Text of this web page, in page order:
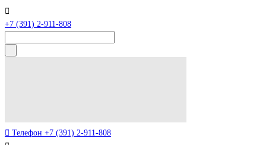
+7 (391) 2-911-808
Телефон +7 (391) 2-911-808